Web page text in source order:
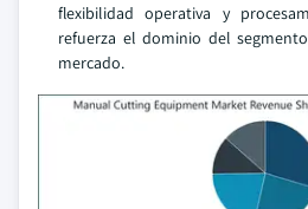
flexibilidad operativa y
refuerza el dominio del
mercado.